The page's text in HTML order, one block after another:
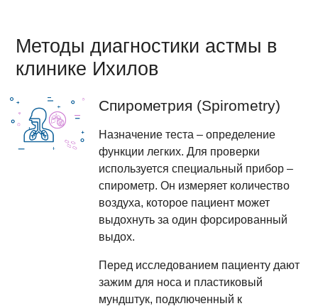
Методы диагностики астмы в
клинике Ихилов
Спирометрия (Spirometry)
Назначение теста – определение
функции легких. Для проверки
используется специальный прибор –
спирометр. Он измеряет количество
воздуха, которое пациент может
выдохнуть за один форсированный
выдох.
Перед исследованием пациенту дают
зажим для носа и пластиковый
мундштук, подключенный к